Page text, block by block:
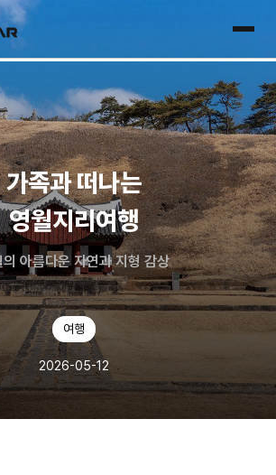
전체
가족과 떠나는
영월지리여행
의 아름다운 자연과 지형 감상
여행
2026-05-12